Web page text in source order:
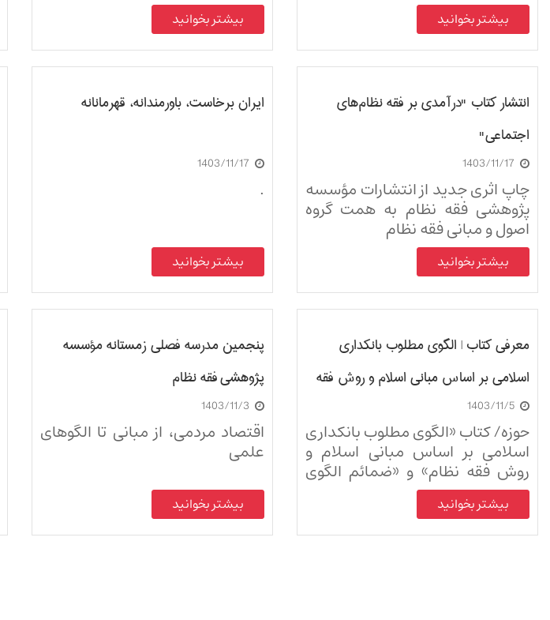
بیشتر بخوانید بیشتر بخوانید
انتشار کتاب "درآمدی بر فقه نظام‌های
اجتماعی"
1403/11/17
چاپ اثری جدید از انتشارات مؤسسه
پژوهشی فقه نظام به همت گروه
اصول و مبانی فقه نظام
بیشتر بخوانید
ایران برخاست، باورمندانه، قهرمانانه
1403/11/17
.
بیشتر بخوانید
معرفی کتاب | الگوی مطلوب بانکداری
اسلامی بر اساس مبانی اسلام و روش فقه
نظام1403/11/5
حوزه/ کتاب «الگوی مطلوب بانکداری
اسلامی بر اساس مبانی اسلام و
روش فقه نظام» و «ضمائم الگوی
مطلوب بانکداری اسلامی بر اساس
مبانی اسلام و روش فقه نظام»
منتشر شد.
بیشتر بخوانید
پنجمین مدرسه فصلی زمستانه مؤسسه
پژوهشی فقه نظام
1403/11/3
اقتصاد مردمی، از مبانی تا الگوهای
علمی
بیشتر بخوانید